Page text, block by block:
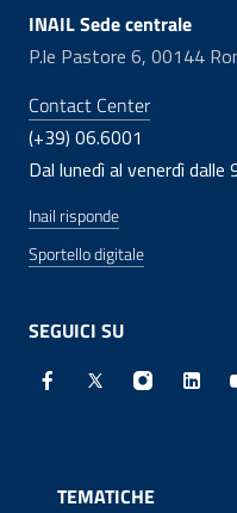
INAIL Sede centrale
P.le Pastore 6, 00144
Contact Center
(+39) 06.6001
Dal lunedì al venerdì dalle
Inail risponde
Sportello digitale
SEGUICI SU
Facebook - Sito
X - Sito
TEMATICHE